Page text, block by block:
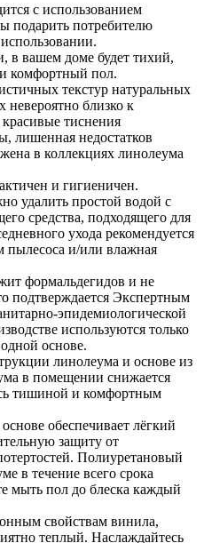
с использованием
подарить потребителю
в вашем доме будет тихий,
комфортный пол.
текстур натуральных
невероятно близко к
тиснения
лишенная недостатков
в коллекциях линолеума
и гигиеничен.
удалить простой водой с
средства, подходящего для
ухода рекомендуется
пылесоса и/или влажная
формальдегидов и не
подтверждается Экспертным
эпидемиологической
используются только
основе.
линолеума и основе из
в помещении снижается
тишиной и комфортным
обеспечивает лёгкий
защиту от
Полиуретановый
в течение всего срока
мыть пол до блеска каждый
свойствам винила,
теплый. Наслаждайтесь